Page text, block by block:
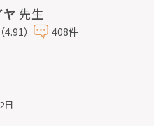
ヤ 先生
4.91） 408件
日